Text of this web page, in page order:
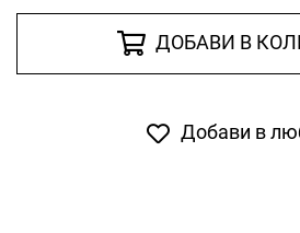
ДОБАВИ В
Добави в